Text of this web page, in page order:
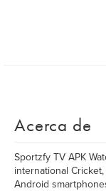
Acerca de
Sportzfy TV APK
international
Android